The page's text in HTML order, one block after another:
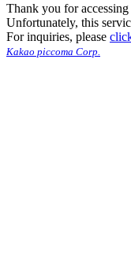
Thank you for
Unfortunately, this
For inquiries, please
Kakao piccoma Corp.